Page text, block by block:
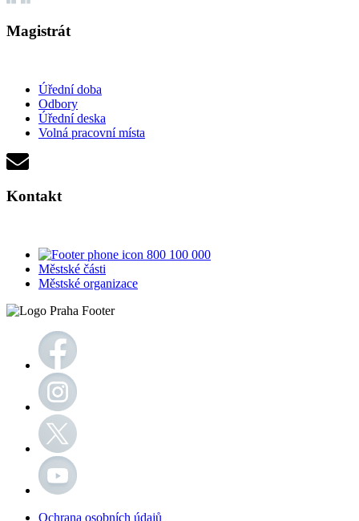
Magistrát
Úřední doba
Odbory
Úřední deska
Volná pracovní místa
Kontakt
800 100 000
Městské části
Městské organizace
Ochrana osobních údajů